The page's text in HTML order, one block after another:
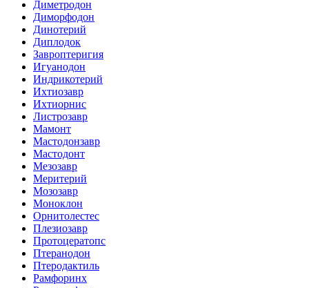
Диметродон
Диморфодон
Динотерий
Диплодок
Завроптеригия
Игуанодон
Индрикотерий
Ихтиозавр
Ихтиорнис
Листрозавр
Мамонт
Мастодонзавр
Мастодонт
Мезозавр
Меритерий
Мозозавр
Моноклон
Орнитолестес
Плезиозавр
Протоцератопс
Птеранодон
Птеродактиль
Рамфоринх